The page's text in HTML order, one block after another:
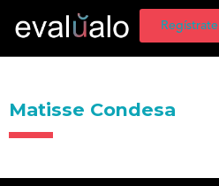
Regístrate
Matisse Condesa